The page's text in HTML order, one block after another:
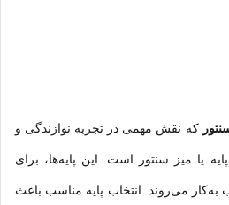
که نقش مهمی در تجربه نوازندگی و
یا میز سنتور است. این پایه‌ها، برای
به‌کار می‌روند. انتخاب پایه مناسب باعث